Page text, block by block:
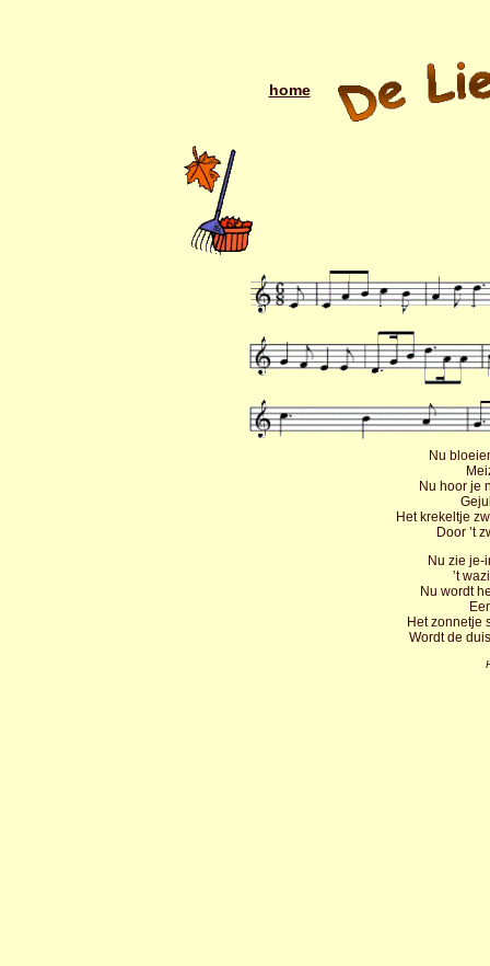
home
Nu
Nu hoor je
Het krekeltje
Door ’t
Nu zie je-
’t
Nu wordt
Het zonnetje
Wordt de